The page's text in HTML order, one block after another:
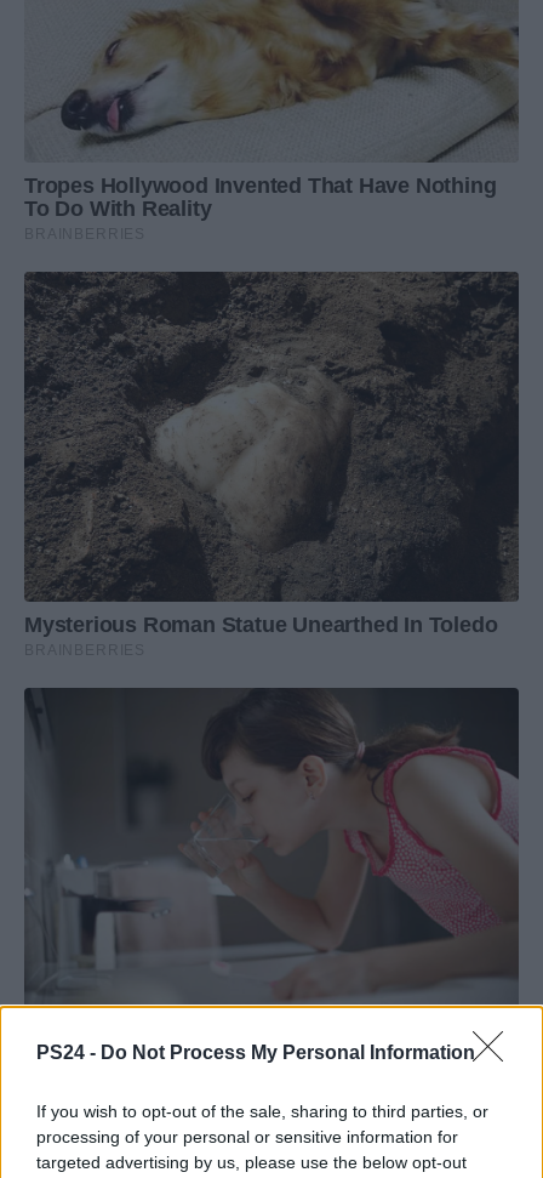
PS24 - Do Not Process My Personal Information
If you wish to opt-out of the sale, sharing to third parties, or
processing of your personal or sensitive information for
targeted advertising by us, please use the below opt-out